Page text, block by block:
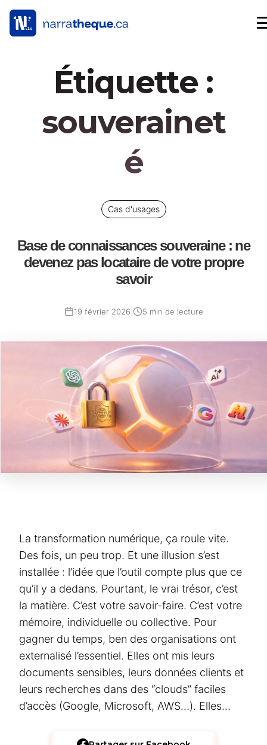
Étiquette :
souverainet
é
Cas d'usages
Base de connaissances souveraine : ne
devenez pas locataire de votre propre
savoir
19 février 2026
11
2026
5 min de lecture
La transformation numérique, ça roule vite.
Des fois, un peu trop. Et une illusion s’est
installée : l’idée que l’outil compte plus que ce
qu’il y a dedans. Pourtant, le vrai trésor, c’est
la matière. C’est votre savoir-faire. C’est votre
mémoire, individuelle ou collective. Pour
gagner du temps, ben des organisations ont
externalisé l’essentiel. Elles ont mis leurs
documents sensibles, leurs données clients et
leurs recherches dans des “clouds” faciles
d’accès (Google, Microsoft, AWS…). Elles…